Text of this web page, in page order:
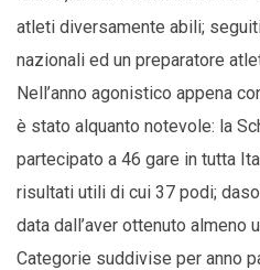
atleti diversamente abili;
nazionali ed un preparatore
Nell’anno agonistico appena
è stato alquanto notevole: la
partecipato a 46 gare in tutta
risultati utili di cui 37 podi;
data dall’aver ottenuto almeno
Categorie suddivise per anno